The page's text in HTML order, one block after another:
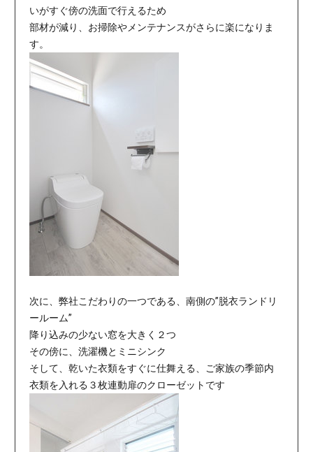
いがすぐ傍の洗面で行えるため
部材が減り、お掃除やメンテナンスがさらに楽になりま
す。
次に、弊社こだわりの一つである、南側の”脱衣ランドリ
ールーム”
降り込みの少ない窓を大きく２つ
その傍に、洗濯機とミニシンク
そして、乾いた衣類をすぐに仕舞える、ご家族の季節内
衣類を入れる３枚連動扉のクローゼットです